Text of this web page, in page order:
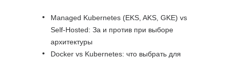
Managed Kubernetes (EKS, AKS, GKE) vs
Self-Hosted: За и против при выборе
архитектуры
Docker vs Kubernetes: что выбрать для